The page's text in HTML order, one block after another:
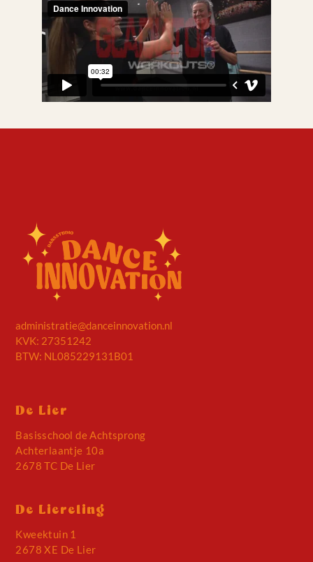
administratie@danceinnovation.nl
KVK: 27351242
BTW: NL085229131B01
De Lier
Basisschool de Achtsprong
Achterlaantje 10a
2678 TC De Lier
De Liereling
Kweektuin 1
2678 XE De Lier